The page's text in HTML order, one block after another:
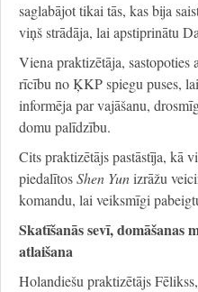
saglabājot tikai tās, kas bija
viņš strādāja, lai apstiprinātu
Viena praktizētāja, sastopoties
rīcību no ĶKP spiegu puses,
informēja par vajāšanu,
domu palīdzību.
Cits praktizētājs pastāstīja, kā
piedalītosShen Yunizrāžu
komandu, lai veiksmīgi
Skatīšanās sevī, domāšanas
atlaišana
Holandiešu praktizētājs